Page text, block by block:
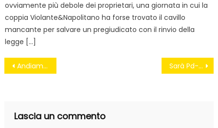
ovviamente più debole dei proprietari, una giornata in cui la
coppia Violante&Napolitano ha forse trovato il cavillo
mancante per salvare un pregiudicato con il rinvio della
legge […]
Navigazione
Andiamo al governo per cambiare il Paese! Sarà Pd-Arcobaleno? Avanzano tre liste per il paese delle sorgenti
Lascia un commento